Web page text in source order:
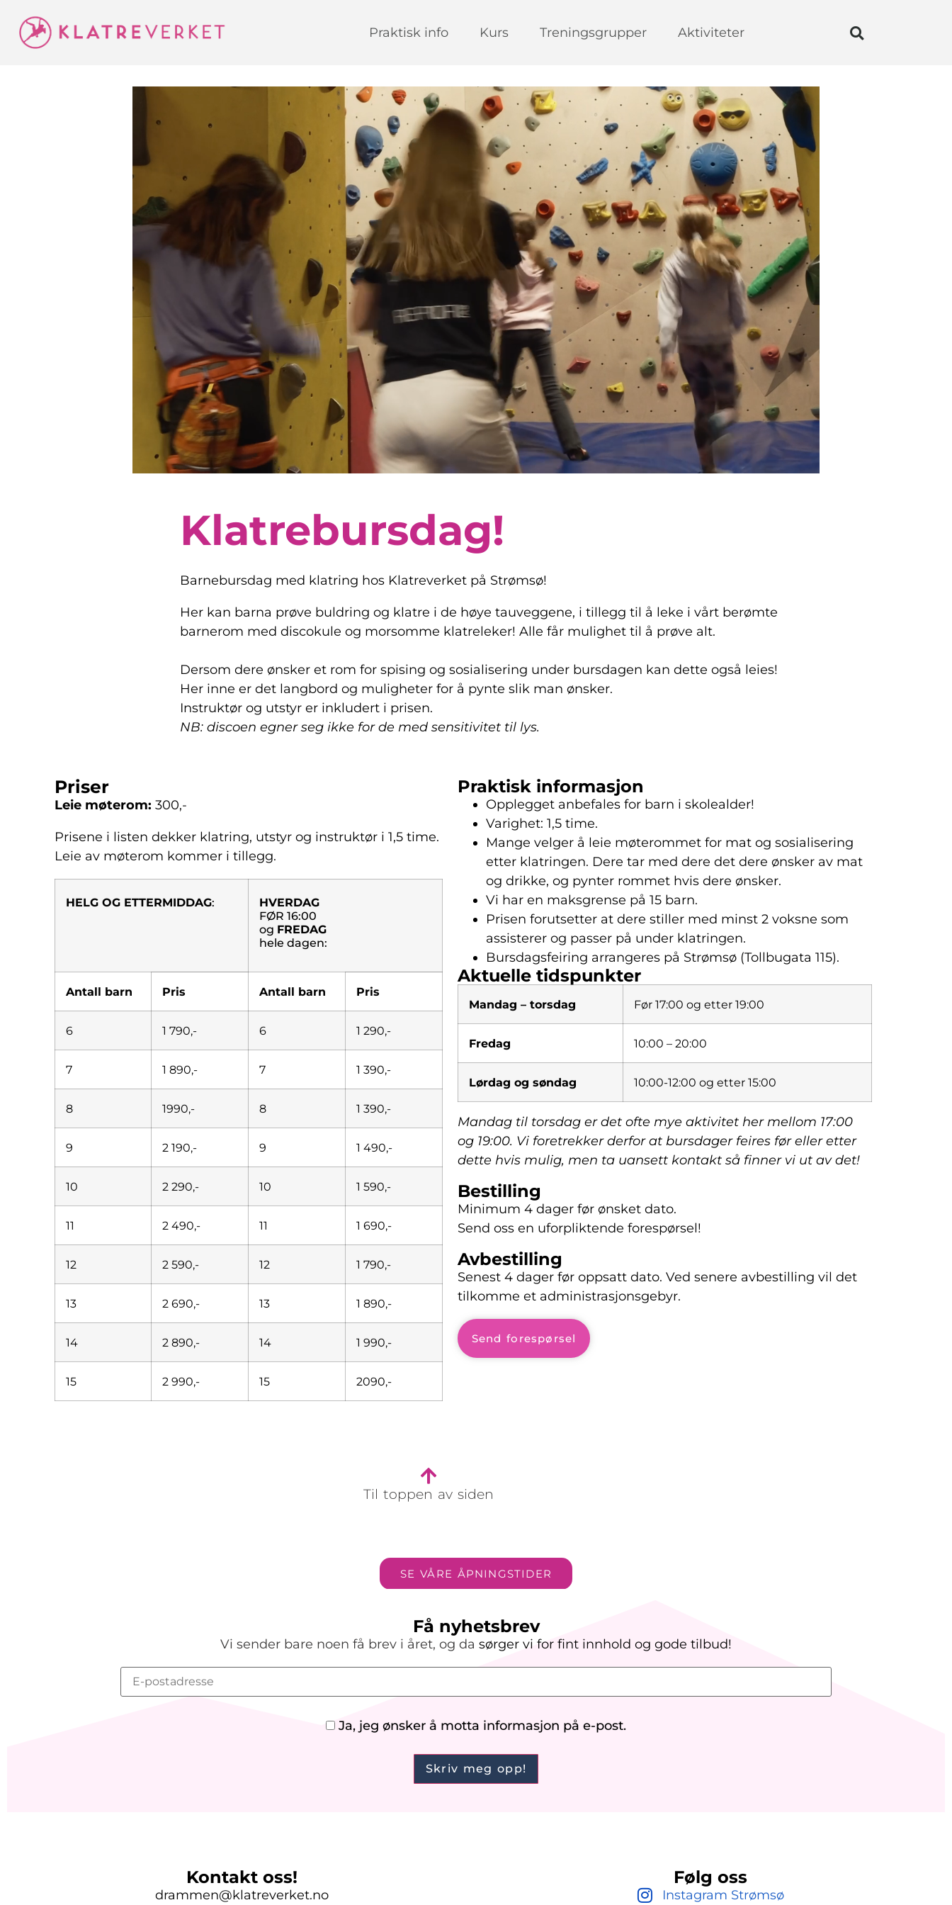
Praktisk info Kurs Treningsgrupper Aktiviteter
Klatrebursdag!
Barnebursdag med klatring hos Klatreverket på Strømsø!
Her kan barna prøve buldring og klatre i de høye tauveggene, i tillegg til å leke i vårt berømte
barnerom med discokule og morsomme klatreleker! Alle får mulighet til å prøve alt.
Dersom dere ønsker et rom for spising og sosialisering under bursdagen kan dette også leies!
Her inne er det langbord og muligheter for å pynte slik man ønsker.
Instruktør og utstyr er inkludert i prisen.
NB: discoen egner seg ikke for de med sensitivitet til lys.
Priser
Leie møterom: 300,-
Prisene i listen dekker klatring, utstyr og instruktør i 1,5 time.
Leie av møterom kommer i tillegg.
HELG OG ETTERMIDDAG:
HVERDAG
FØR 16:00
og FREDAG
hele dagen:
Antall barn Pris Antall barn Pris
6 1 790,- 6 1 290,-
7 1 890,- 7 1 390,-
8 1990,- 8 1 390,-
9 2 190,- 9 1 490,-
10 2 290,- 10 1 590,-
11 2 490,- 11 1 690,-
12 2 590,- 12 1 790,-
13 2 690,- 13 1 890,-
14 2 890,- 14 1 990,-
15 2 990,- 15 2090,-
Praktisk informasjon
Opplegget anbefales for barn i skolealder!
Varighet: 1,5 time.
Mange velger å leie møterommet for mat og sosialisering
etter klatringen. Dere tar med dere det dere ønsker av mat
og drikke, og pynter rommet hvis dere ønsker.
Vi har en maksgrense på 15 barn.
Prisen forutsetter at dere stiller med minst 2 voksne som
assisterer og passer på under klatringen.
Bursdagsfeiring arrangeres på Strømsø (Tollbugata 115).
Aktuelle tidspunkter
Mandag – torsdag Før 17:00 og etter 19:00
Fredag 10:00 – 20:00
Lørdag og søndag 10:00-12:00 og etter 15:00
Mandag til torsdag er det ofte mye aktivitet her mellom 17:00
og 19:00. Vi foretrekker derfor at bursdager feires før eller etter
dette hvis mulig, men ta uansett kontakt så finner vi ut av det!
Bestilling
Minimum 4 dager før ønsket dato.
Send oss en uforpliktende forespørsel!
Avbestilling
Senest 4 dager før oppsatt dato. Ved senere avbestilling vil det
tilkomme et administrasjonsgebyr.
Send forespørsel
Til toppen av siden
SE VÅRE ÅPNINGSTIDER
Få nyhetsbrev
Vi sender bare noen få brev i året, og da sørger vi for fint innhold og gode tilbud!
Ja, jeg ønsker å motta informasjon på e-post.
Kontakt oss!
drammen@klatreverket.no
Følg oss
Instagram Strømsø